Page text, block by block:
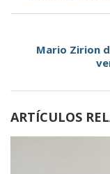
Mario Zirion
ARTÍCULOS